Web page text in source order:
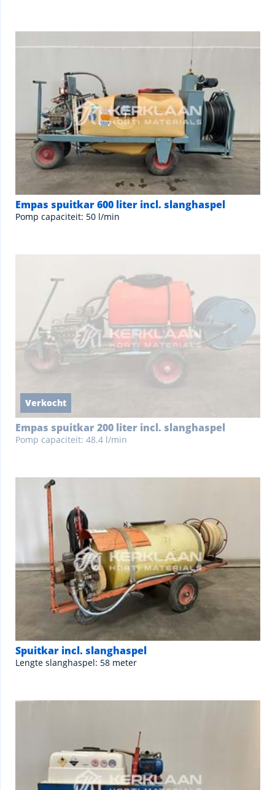
Empas spuitkar 600 liter incl. slanghaspel
Pomp capaciteit: 50 l/min
Verkocht
Empas spuitkar 200 liter incl. slanghaspel
Pomp capaciteit: 48.4 l/min
Spuitkar incl. slanghaspel
Lengte slanghaspel: 58 meter